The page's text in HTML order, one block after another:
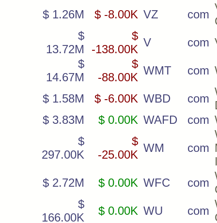
$ 1.26M
$ -8.00K VZ com
$
13.72M
$
-138.00K
V com
$
14.67M
$
-88.00K
WMT com
$ 1.58M $ -6.00K WBD com
$ 3.83M
$ 0.00K WAFD com
$
297.00K
$
-25.00K
WM com
$ 2.72M
$ 0.00K WFC com
$
166.00K
$ 0.00K WU com